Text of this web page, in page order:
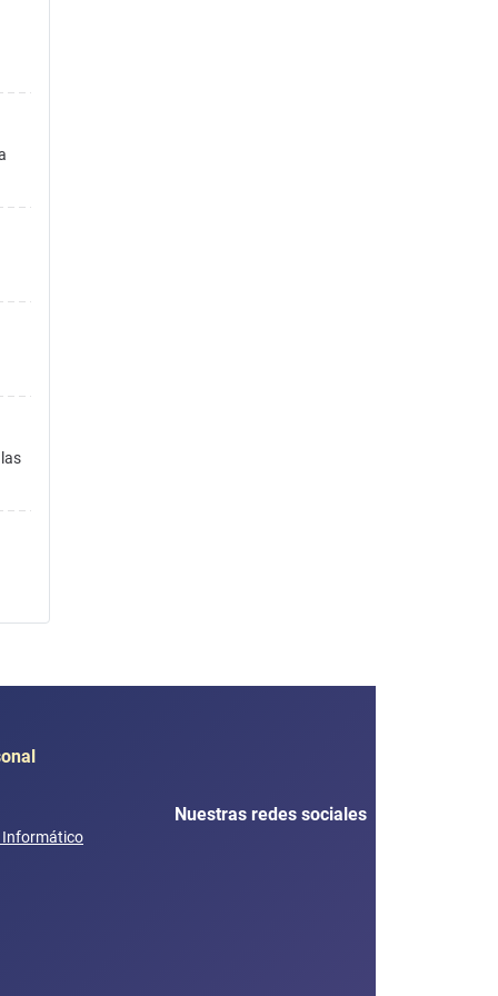
Informático
Nuestras redes sociales